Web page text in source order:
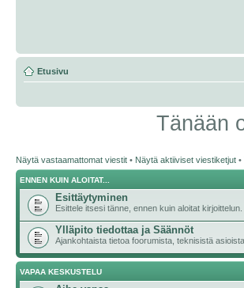
Etusivu
Tänään
Näytä vastaamattomat viestit • Näytä aktiiviset viestiketjut •
ENNEN KUIN ALOITAT...
Esittäytyminen
Esittele itsesi tänne, ennen kuin aloitat kirjoittelun.
Ylläpito tiedottaa ja Säännöt
Ajankohtaista tietoa foorumista, teknisistä
VAPAA KESKUSTELU